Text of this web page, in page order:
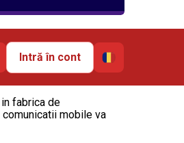
Intră în cont
fabrica de
mobile va